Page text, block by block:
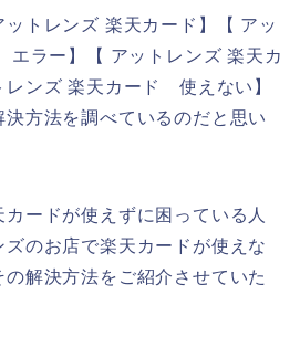
トレンズ 楽天カード】【 アッ
ラー】【 アットレンズ 楽天カ
ンズ 楽天カード 使えない】
方法を調べているのだと思い
ードが使えずに困っている人
のお店で楽天カードが使えな
解決方法をご紹介させていた